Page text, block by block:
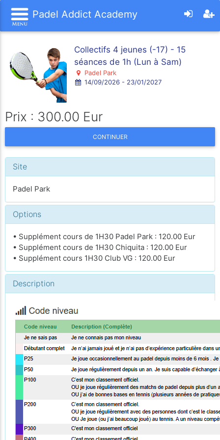
Padel Addict Academy
Collectifs 4 jeunes (-17) - 15
séances de 1h (Lun à Sam)
Padel Park
14/09/2026 - 23/01/2027
Prix : 300.00 Eur
CONTINUER
Site
Padel Park
Options
• Supplément cours de 1H30 Padel Park : 120.00 Eur
• Supplément cours de 1H30 Chiquita : 120.00 Eur
• Supplément cours 1H30 Club VG : 120.00 Eur
Description